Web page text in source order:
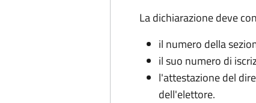
La dichiarazione deve
il numero della
il suo numero di
l'attestazione del
dell'elettore.